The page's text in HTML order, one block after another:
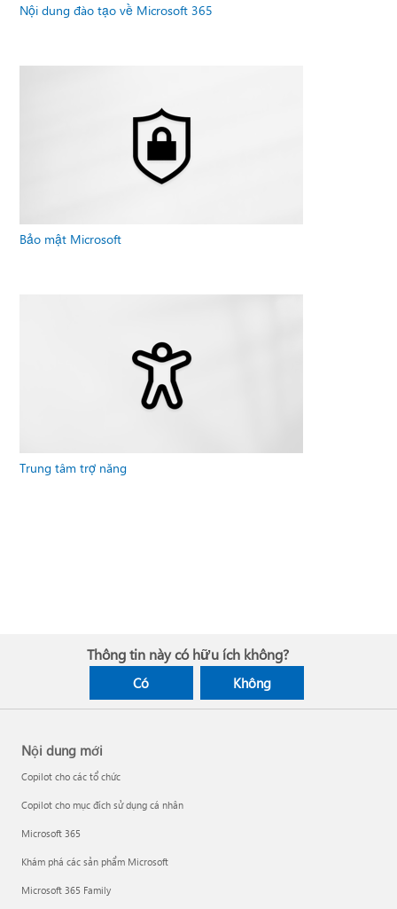
Nội dung đào tạo về Microsoft 365
Bảo mật Microsoft
Trung tâm trợ năng
Thông tin này có hữu ích không?
Có Không
Nội dung mới
Copilot cho các tổ chức
Copilot cho mục đích sử dụng cá nhân
Microsoft 365
Khám phá các sản phẩm Microsoft
Microsoft 365 Family